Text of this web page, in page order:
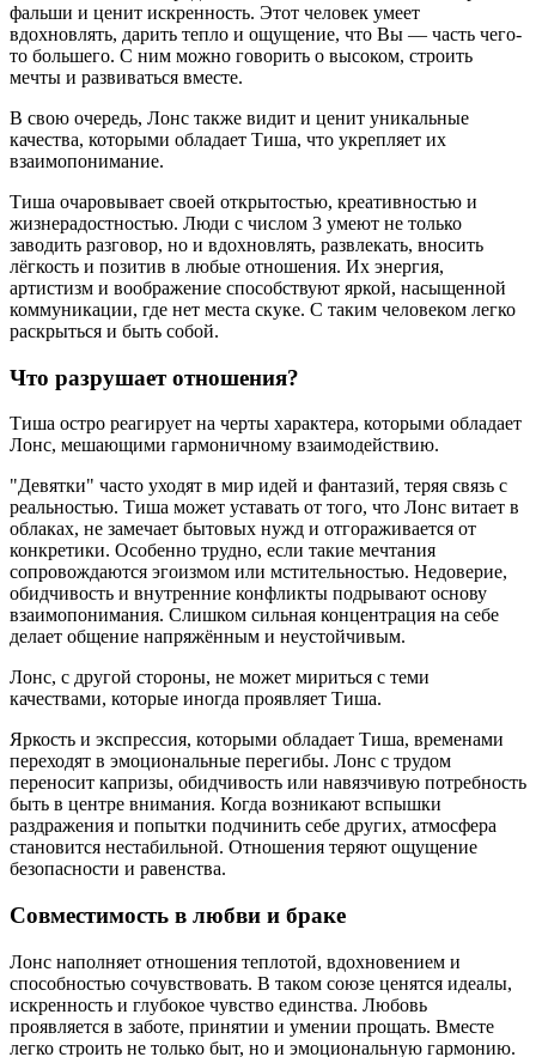
фальши и ценит искренность. Этот человек умеет
вдохновлять, дарить тепло и ощущение, что Вы — часть чего-
то большего. С ним можно говорить о высоком, строить
мечты и развиваться вместе.
В свою очередь, Лонс также видит и ценит уникальные
качества, которыми обладает Тиша, что укрепляет их
взаимопонимание.
Тиша очаровывает своей открытостью, креативностью и
жизнерадостностью. Люди с числом 3 умеют не только
заводить разговор, но и вдохновлять, развлекать, вносить
лёгкость и позитив в любые отношения. Их энергия,
артистизм и воображение способствуют яркой, насыщенной
коммуникации, где нет места скуке. С таким человеком легко
раскрыться и быть собой.
Что разрушает отношения?
Тиша остро реагирует на черты характера, которыми обладает
Лонс, мешающими гармоничному взаимодействию.
"Девятки" часто уходят в мир идей и фантазий, теряя связь с
реальностью. Тиша может уставать от того, что Лонс витает в
облаках, не замечает бытовых нужд и отгораживается от
конкретики. Особенно трудно, если такие мечтания
сопровождаются эгоизмом или мстительностью. Недоверие,
обидчивость и внутренние конфликты подрывают основу
взаимопонимания. Слишком сильная концентрация на себе
делает общение напряжённым и неустойчивым.
Лонс, с другой стороны, не может мириться с теми
качествами, которые иногда проявляет Тиша.
Яркость и экспрессия, которыми обладает Тиша, временами
переходят в эмоциональные перегибы. Лонс с трудом
переносит капризы, обидчивость или навязчивую потребность
быть в центре внимания. Когда возникают вспышки
раздражения и попытки подчинить себе других, атмосфера
становится нестабильной. Отношения теряют ощущение
безопасности и равенства.
Совместимость в любви и браке
Лонс наполняет отношения теплотой, вдохновением и
способностью сочувствовать. В таком союзе ценятся идеалы,
искренность и глубокое чувство единства. Любовь
проявляется в заботе, принятии и умении прощать. Вместе
легко строить не только быт, но и эмоциональную гармонию.